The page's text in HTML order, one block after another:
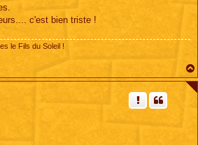
c'est bien triste !
le Fils du Soleil !